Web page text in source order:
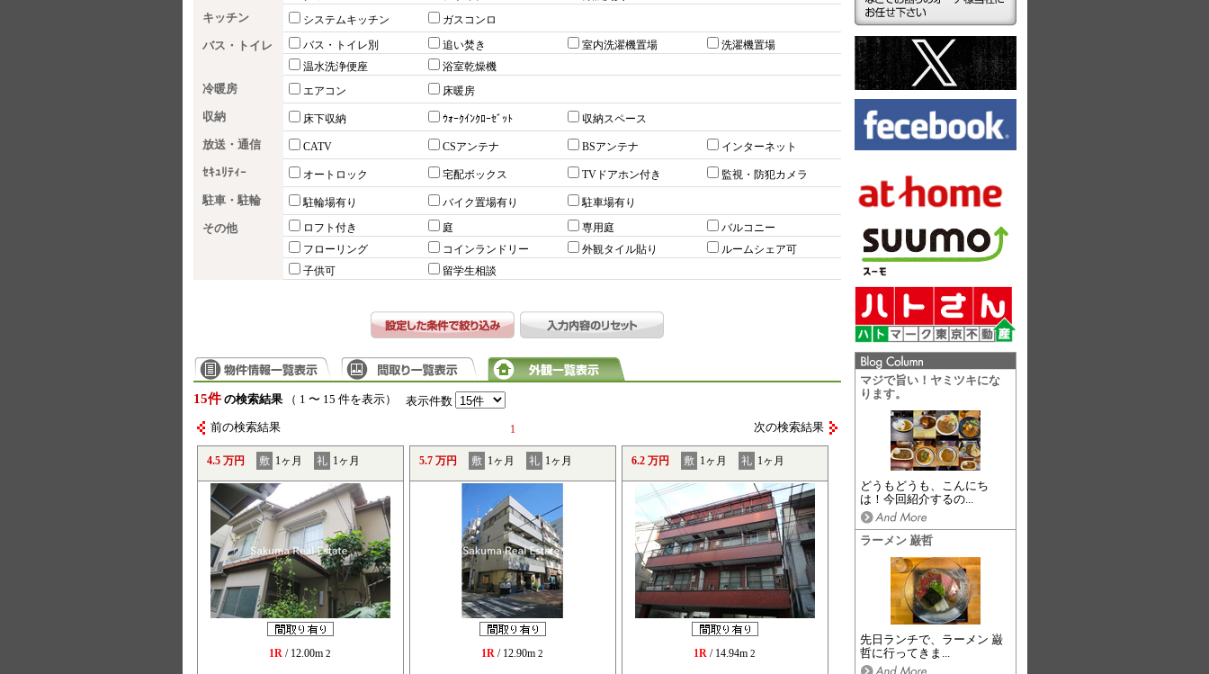
マジで旨い！ヤミツキにな
ります。
どうもどうも、こんにち
は！今回紹介するの...
ラーメン 巌哲
先日ランチで、ラーメン 巌
哲に行ってきま...
キッチン システムキッチン ガスコンロ
バス・トイレ バス・トイレ別 追い焚き 室内洗濯機置場
洗濯機置場
温水洗浄便座
浴室乾燥機
冷暖房 エアコン 床暖房
収納 床下収納 ｳｫｰｸｲﾝｸﾛｰｾﾞｯﾄ 収納スペース
放送・通信 CATV CSアンテナ BSアンテナ インターネット
ｾｷｭﾘﾃｨｰ オートロック 宅配ボックス TVドアホン付き 監視・防犯カメラ
駐車・駐輪 駐輪場有り バイク置場有り 駐車場有り
その他 ロフト付き 庭 専用庭
バルコニー
フローリング
コインランドリー 外観タイル貼り
ルームシェア可
子供可
留学生相談
15件 の検索結果（ 1 〜 15 件を表示） 表示件数
前の検索結果 1 次の検索結果
4.5 万円 敷 1ヶ月 礼 1ヶ月
1R / 12.00m 2
5.7 万円 敷 1ヶ月 礼 1ヶ月
1R / 12.90m 2
6.2 万円 敷 1ヶ月 礼 1ヶ月
1R / 14.94m 2